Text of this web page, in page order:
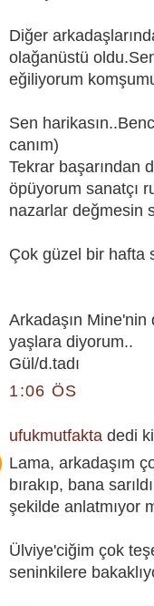
Diğer
olağanüstü
eğiliyorum
Sen
canım)
Tekrar başarından
öpüyorum sanatçı
nazarlar değmesin
Çok güzel bir hafta
Arkadaşın Mine'nin
yaşlara diyorum..
Gül/d.tadı
1:06 ÖS
ufukmutfakta dedi
Lama, arkadaşım
bırakıp, bana
şekilde anlatmıyor
Ülviye'ciğim çok
seninkilere